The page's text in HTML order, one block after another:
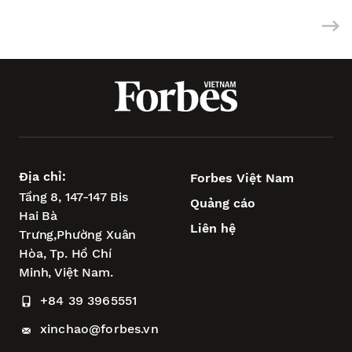
Địa chỉ:
Tầng 8, 147-147 Bis
Hai Bà
Trưng,Phường Xuân
Hòa,Tp. Hồ Chí
Minh, Việt Nam.
+84 39 3965551
xinchao@forbes.vn
Forbes Việt Nam
Quảng cáo
Liên hệ